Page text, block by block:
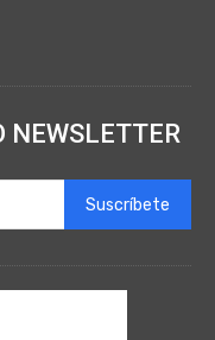
NEWSLETTER
Suscríbete